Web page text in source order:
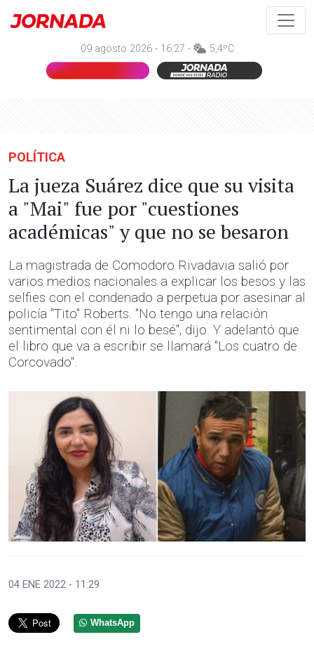
09 agosto 2026 - 16:27 - 5,4ºC
POLÍTICA
La jueza Suárez dice que su visita
a "Mai" fue por "cuestiones
académicas" y que no se besaron
La magistrada de Comodoro Rivadavia salió por
varios medios nacionales a explicar los besos y las
selfies con el condenado a perpetua por asesinar al
policía "Tito" Roberts. "No tengo una relación
sentimental con él ni lo besé", dijo. Y adelantó que
el libro que va a escribir se llamará "Los cuatro de
Corcovado".
04 ENE 2022 - 11:29
WhatsApp